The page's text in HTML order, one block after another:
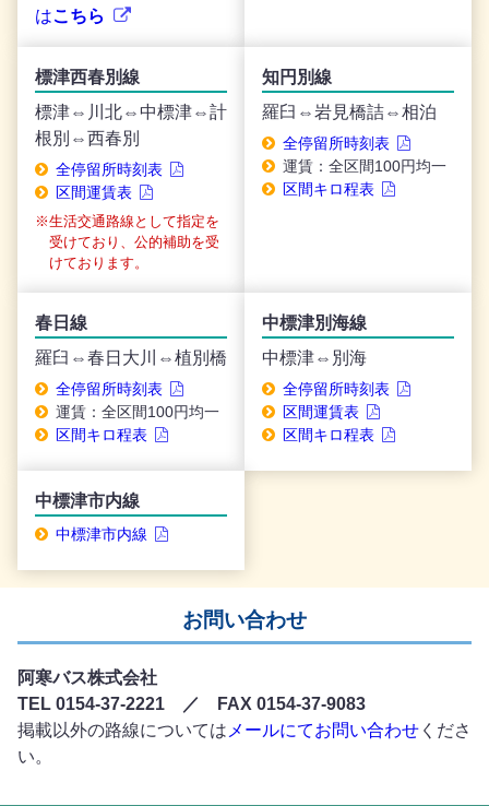
はこちら
標津西春別線
標津⇔川北⇔中標津⇔計
根別⇔西春別
全停留所時刻表
区間運賃表
生活交通路線として指定を
受けており、公的補助を受
けております。
知円別線
羅臼⇔岩見橋詰⇔相泊
全停留所時刻表
運賃：全区間100円均一
区間キロ程表
春日線
羅臼⇔春日大川⇔植別橋
全停留所時刻表
運賃：全区間100円均一
区間キロ程表
中標津別海線
中標津⇔別海
全停留所時刻表
区間運賃表
区間キロ程表
中標津市内線
中標津市内線
お問い合わせ
阿寒バス株式会社
TEL 0154-37-2221 ／ FAX 0154-37-9083
掲載以外の路線についてはメールにてお問い合わせ くださ
い。